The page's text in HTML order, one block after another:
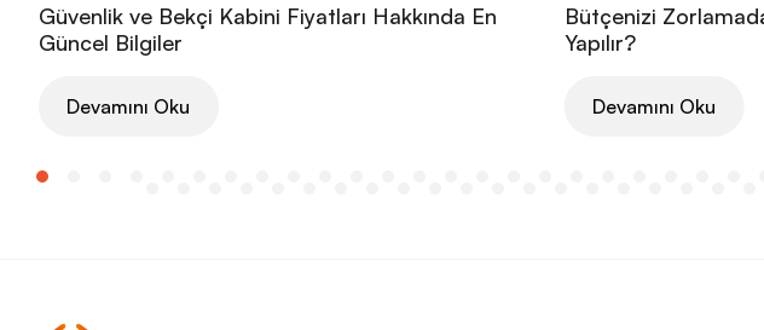
Güvenlik ve Bekçi Kabini Fiyatları Hakkında En
Güncel Bilgiler
Devamını Oku
Bütçenizi
Yapılır?
Devamını Oku